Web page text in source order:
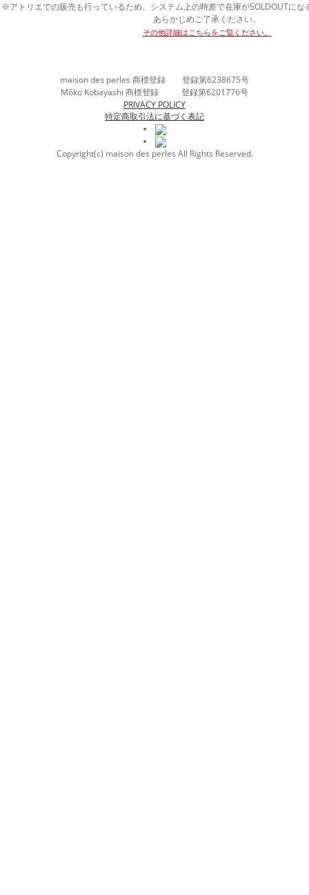
※アトリエでの販売も行っているため、システム上の時差で在庫がSOLDOUTにな
あらかじめご了承ください。
その他詳細はこちらをご覧ください。
maison des perles 商標登録 登録第6238675号
Môko Kobayashi 商標登録 登録第6201776号
PRIVACY POLICY
特定商取引法に基づく表記
Copyright(c) maison des perles All Rights Reserved.